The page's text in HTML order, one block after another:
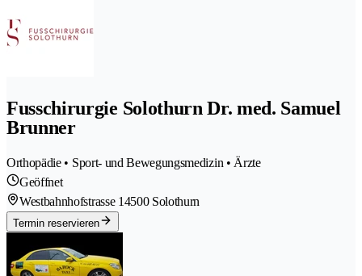
Fusschirurgie Solothurn Dr. med. Samuel
Brunner
Orthopädie • Sport- und Bewegungsmedizin • Ärzte
Geöffnet
Westbahnhofstrasse 14500 Solothurn
Termin reservieren